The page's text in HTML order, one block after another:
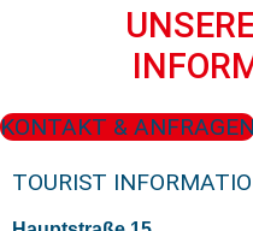
KONTAKT &
TOURIST